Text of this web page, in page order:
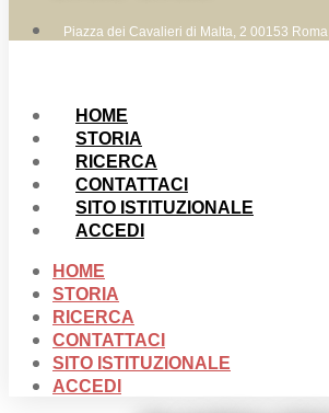
Piazza dei Cavalieri di Malta, 2 00153 Roma
HOME
STORIA
RICERCA
CONTATTACI
SITO ISTITUZIONALE
ACCEDI
HOME
STORIA
RICERCA
CONTATTACI
SITO ISTITUZIONALE
ACCEDI